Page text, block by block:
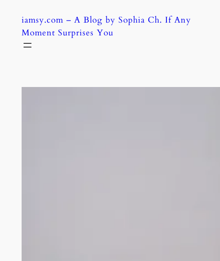
content
iamsy.com – A Blog by Sophia Ch. If Any
Moment Surprises You